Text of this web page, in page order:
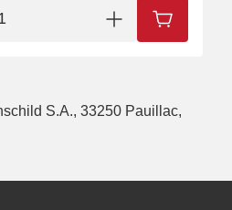
IN DEN
S.A., 33250 Pauillac,